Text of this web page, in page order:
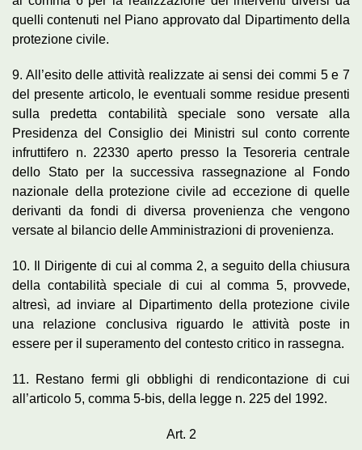
quelli contenuti nel Piano approvato dal Dipartimento della
protezione civile.
9. All’esito delle attività realizzate ai sensi dei commi 5 e 7
del presente articolo, le eventuali somme residue presenti
sulla predetta contabilità speciale sono versate alla
Presidenza del Consiglio dei Ministri sul conto corrente
infruttifero n. 22330 aperto presso la Tesoreria centrale
dello Stato per la successiva rassegnazione al Fondo
nazionale della protezione civile ad eccezione di quelle
derivanti da fondi di diversa provenienza che vengono
versate al bilancio delle Amministrazioni di provenienza.
10. Il Dirigente di cui al comma 2, a seguito della chiusura
della contabilità speciale di cui al comma 5, provvede,
altresì, ad inviare al Dipartimento della protezione civile
una relazione conclusiva riguardo le attività poste in
essere per il superamento del contesto critico in rassegna.
11. Restano fermi gli obblighi di rendicontazione di cui
all’articolo 5, comma 5-bis, della legge n. 225 del 1992.
Art. 2